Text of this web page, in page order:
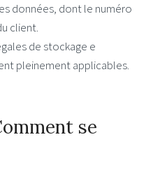
données, dont le numéro
client.
de stockage e
pleinement applicables.
se